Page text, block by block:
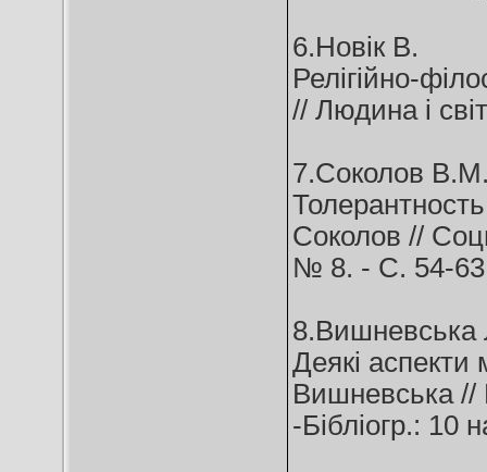
6.Новік В.
Релігійно-
// Людина і
7.Соколов
Соколов //
№ 8. - С. 54-63
8.Вишневська
Деякі аспекти
Вишневська
-Бібліогр.: 10